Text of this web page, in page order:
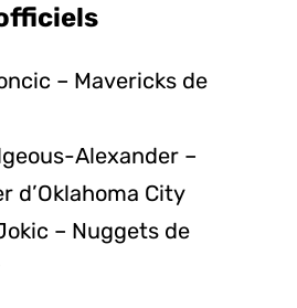
– Mavericks de
Alexander –
d’Oklahoma City
– Nuggets de